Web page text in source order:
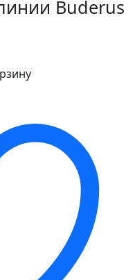
Buderus